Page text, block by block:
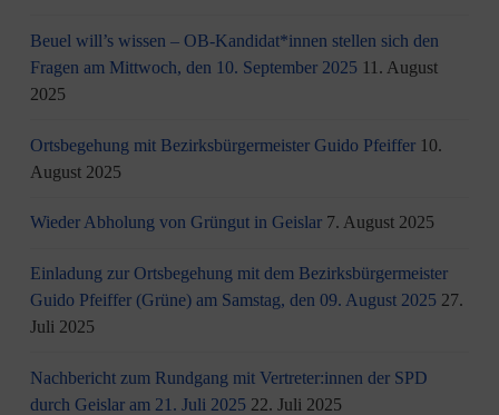
Beuel will’s wissen – OB-Kandidat*innen stellen sich den
Fragen am Mittwoch, den 10. September 2025 11. August
2025
Ortsbegehung mit Bezirksbürgermeister Guido Pfeiffer 10.
August 2025
Wieder Abholung von Grüngut in Geislar 7. August 2025
Einladung zur Ortsbegehung mit dem Bezirksbürgermeister
Guido Pfeiffer (Grüne) am Samstag, den 09. August 2025 27.
Juli 2025
Nachbericht zum Rundgang mit Vertreter:innen der SPD
durch Geislar am 21. Juli 2025 22. Juli 2025